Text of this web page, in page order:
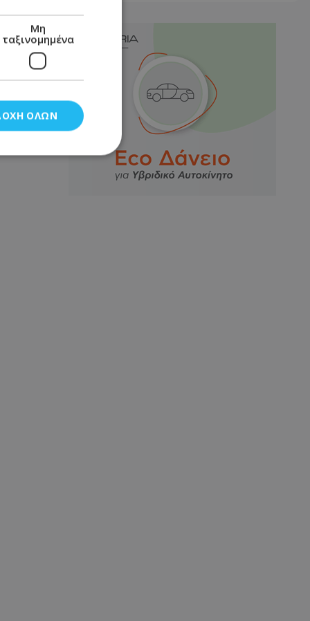
Μη
ταξινομημένα
ΌΛΩΝ
το
του χρήστη
και
σύμφωνα με τον
από το
με τον τρόπο
ιστότοπο και
που μπορεί να
τη
χρήστη και τις
τιμώνται σε
ανθρώπων
επωφελές
προκειμένου να
σχετικά με
τους.